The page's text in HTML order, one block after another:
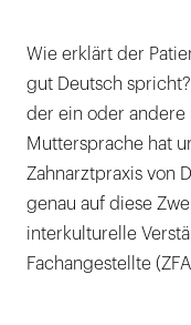
Wie erklärt der
gut Deutsch
der ein oder andere
Muttersprache hat
Zahnarztpraxis von
genau auf diese
interkulturelle
Fachangestellte